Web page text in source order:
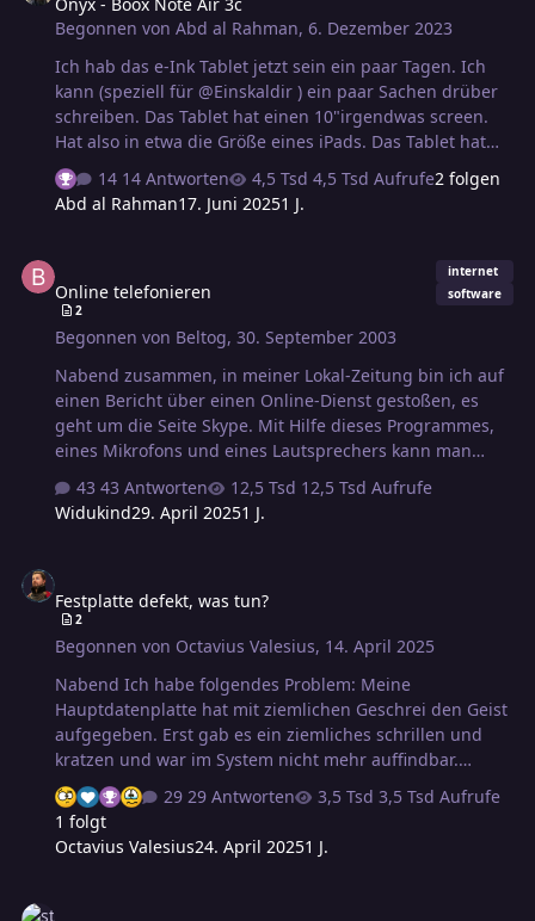
Begonnen vonAbd al Rahman,6. Dezember 2023
Ich hab das e-Ink Tablet jetzt sein ein paar Tagen. Ich
kann (speziell für @Einskaldir ) ein paar Sachen drüber
schreiben. Das Tablet hat einen 10"irgendwas screen.
Hat also in etwa die Größe eines iPads. Das Tablet hat
eine Auflösung von 300 dpi, der Farblayer eine
Auflösung von 150 DPI. Viel mehr mag ich zu den
technischen Details nicht sagen. Wie gesagt, ich hab es
Tablet hat eine recht raue Oberfläche. Das heißt, das
Schreibgefühl und auch die Schreibgeräusche fühlen
sich wie Papier an. Auch wenn man die Hand auflegt
beim schreiben hat man das Gefühl, dass Papier unter
der Hand liegt. Die Notize…
14 Antworten 4,5 Tsd Aufrufe2 folgen
Abd al Rahman17. Juni 20251 J.
Online telefonieren
2
Begonnen von Beltog,30. September 2003
internet
software
Nabend zusammen, in meiner Lokal-Zeitung bin ich auf
einen Bericht über einen Online-Dienst gestoßen, es
geht um die Seite Skype. Mit Hilfe dieses Programmes,
eines Mikrofons und eines Lautsprechers kann man
über das Internet kostenlos miteinander telefonieren.
Dabei entstehen keine Nebenkosten. Das mag jetzt zwar
alles wie Werbung klingen, aber ich bin von diesem
43 Antworten
12,5 Tsd Aufrufe
Widukind29. April 20251 J.
Festplatte defekt, was tun?
2
Begonnen von Octavius Valesius, 14. April 2025
Nabend Ich habe folgendes Problem: Meine
Hauptdatenplatte hat mit ziemlichen Geschrei den Geist
aufgegeben. Erst gab es ein ziemliches schrillen und
kratzen und war im System nicht mehr auffindbar.
Danach habe ich das Stromkabel gezogen, da sie nicht
anders zu beruhigen war. Als ich sie wieder
angestöpselt habe um die Daten schnell zu kopieren
(die neue Platte war inzwischen angekommen), finde ich
29 Antworten
3,5 Tsd Aufrufe
1 folgt
Octavius Valesius24. April 20251 J.